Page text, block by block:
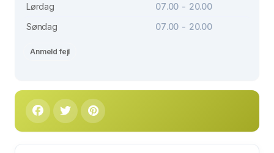
Lørdag
07.00 - 20.00
Søndag
07.00 - 20.00
Anmeld fejl